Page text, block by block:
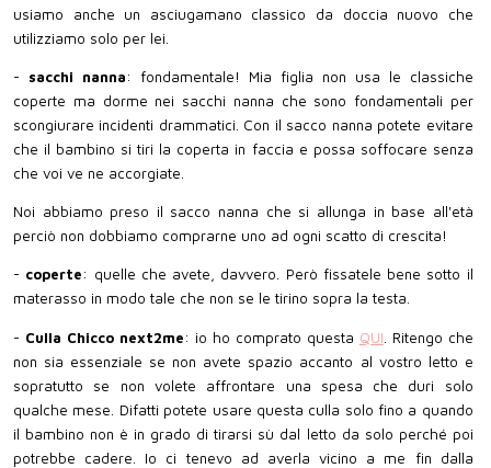
usiamo anche un asciugamano classico da doccia nuovo che
utilizziamo solo per lei.
- sacchi nanna: fondamentale! Mia figlia non usa le classiche
coperte ma dorme nei sacchi nanna che sono fondamentali per
scongiurare incidenti drammatici. Con il sacco nanna potete evitare
che il bambino si tiri la coperta in faccia e possa soffocare senza
che voi ve ne accorgiate.
Noi abbiamo preso il sacco nanna che si allunga in base all'età
perciò non dobbiamo comprarne uno ad ogni scatto di crescita!
- coperte: quelle che avete, davvero. Però fissatele bene sotto il
materasso in modo tale che non se le tirino sopra la testa.
- Culla Chicco next2me: io ho comprato questa QUI . Ritengo che
non sia essenziale se non avete spazio accanto al vostro letto e
sopratutto se non volete affrontare una spesa che duri solo
qualche mese. Difatti potete usare questa culla solo fino a quando
il bambino non è in grado di tirarsi sù dal letto da solo perché poi
potrebbe cadere. Io ci tenevo ad averla vicino a me fin dalla